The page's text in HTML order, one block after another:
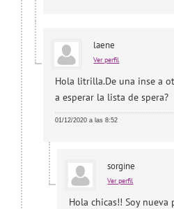
laene
Ver perfil
Hola litrilla.De una inse a
a esperar la lista de spera?
01/12/2020 a las 8:52
sorgine
Ver perfil
Hola chicas!! Soy